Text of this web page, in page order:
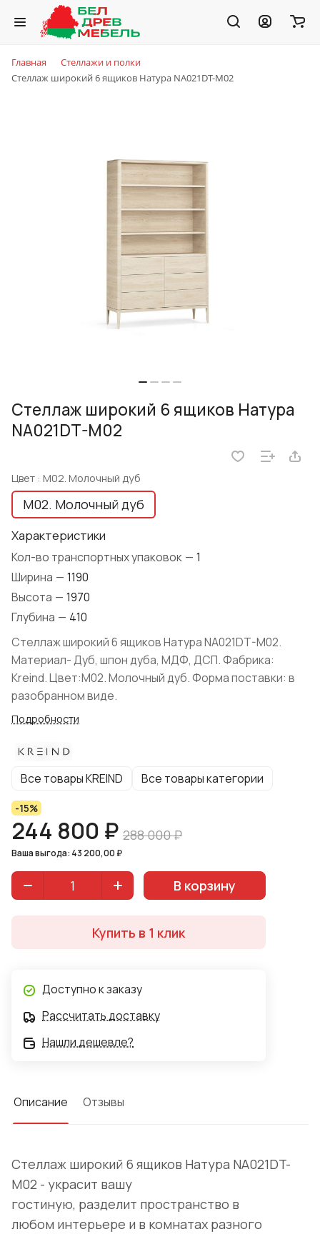
Главная
Стеллажи и полки
Стеллаж широкий 6 ящиков Натура NA021DT-M02
Стеллаж широкий 6 ящиков Натура
NA021DT-M02
Цвет : M02. Молочный дуб
M02. Молочный дуб
Характеристики
Кол-во транспортных упаковок — 1
Ширина — 1190
Высота — 1970
Глубина — 410
Стеллаж широкий 6 ящиков Натура NA021DT-M02.
Материал- Дуб, шпон дуба, МДФ, ДСП. Фабрика:
Kreind. Цвет:M02. Молочный дуб. Форма поставки: в
разобранном виде.
Подробности
Все товары KREIND Все товары категории
-15%
244 800 ₽ 288 000 ₽
Ваша выгода: 43 200,00 ₽
В корзину
Купить в 1 клик
Доступно к заказу
Рассчитать доставку
Нашли дешевле?
Описание Отзывы
Стеллаж широкий 6 ящиков Натура NA021DT-
M02 - украсит вашу
гостиную, разделит пространство в
любом интерьере и в комнатах разного